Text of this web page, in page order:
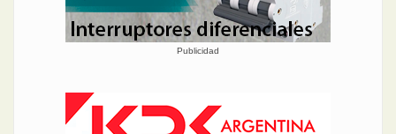
Publicidad